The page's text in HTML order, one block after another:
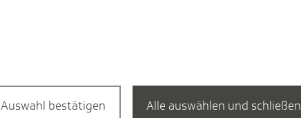
Auswahl bestätigen Alle auswählen und schließen